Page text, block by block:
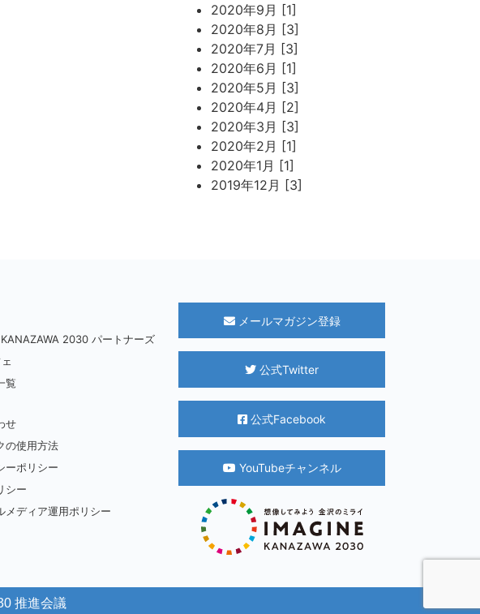
2020年9月 [1]
2020年8月 [3]
2020年7月 [3]
2020年6月 [1]
2020年5月 [3]
2020年4月 [2]
2020年3月 [3]
2020年2月 [1]
2020年1月 [1]
2019年12月 [3]
2030 パートナーズ
覧
せ
の使用方法
ーポリシー
シー
メディア運用ポリシー
メールマガジン登録
公式Twitter
公式Facebook
YouTubeチャンネル
推進会議